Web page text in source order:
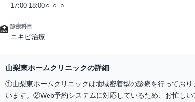
17:00-18:00 ○ ○ ○
🏥 診療科目
ニキビ治療
山梨東ホームクリニックの詳細
①山梨東ホームクリニックは地域密着型の診療を行ってお
います。②Web予約システムに対応しているため、お忙し